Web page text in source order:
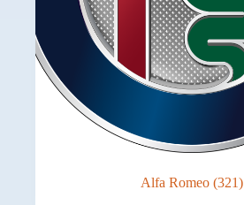
Alfa Romeo(321)